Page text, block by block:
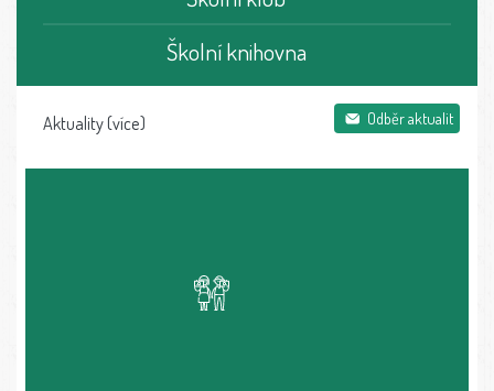
Školní knihovna
Odběr aktualit
Aktuality(více)